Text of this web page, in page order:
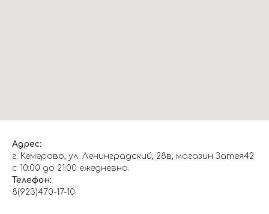
Адрес:
г. Кемерово, ул. Ленинградский, 28в, магазин Затея42
с 10:00 до 21:00 ежедневно.
Телефон:
8(923)470-17-10